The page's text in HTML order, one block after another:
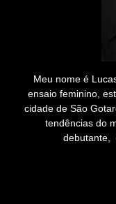
Meu nome é
ensaio feminino,
cidade de São
tendências do
debutante,